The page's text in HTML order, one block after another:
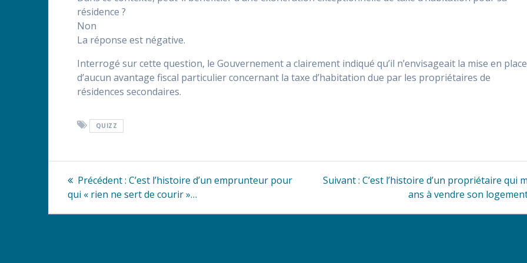
résidence ?
Non
La réponse est négative.
Interrogé sur cette question, le Gouvernement a clairement indiqué qu’il n’envisageait la mise en place
d’aucun avantage fiscal particulier concernant la taxe d’habitation due par les propriétaires de
résidences secondaires.
QUIZZ
Navigation
de
Précédent : Article
précédent
C’est l’histoire d’un emprunteur pour
qui « rien ne sert de courir »…
Suivant : Article
C’est l’histoire d’un propriétaire qui
ans à vendre son